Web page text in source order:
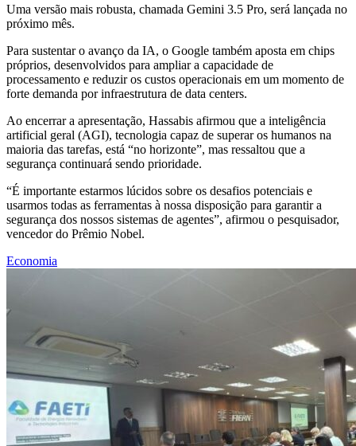
Uma versão mais robusta, chamada Gemini 3.5 Pro, será lançada no
próximo mês.
Para sustentar o avanço da IA, o Google também aposta em chips
próprios, desenvolvidos para ampliar a capacidade de
processamento e reduzir os custos operacionais em um momento de
forte demanda por infraestrutura de data centers.
Ao encerrar a apresentação, Hassabis afirmou que a inteligência
artificial geral (AGI), tecnologia capaz de superar os humanos na
maioria das tarefas, está “no horizonte”, mas ressaltou que a
segurança continuará sendo prioridade.
“É importante estarmos lúcidos sobre os desafios potenciais e
usarmos todas as ferramentas à nossa disposição para garantir a
segurança dos nossos sistemas de agentes”, afirmou o pesquisador,
vencedor do Prêmio Nobel.
Economia